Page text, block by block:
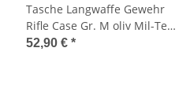
Tasche Langwaffe Gewehr
Rifle Case Gr. M oliv Mil-Tec
16191001_M
52,90 € *